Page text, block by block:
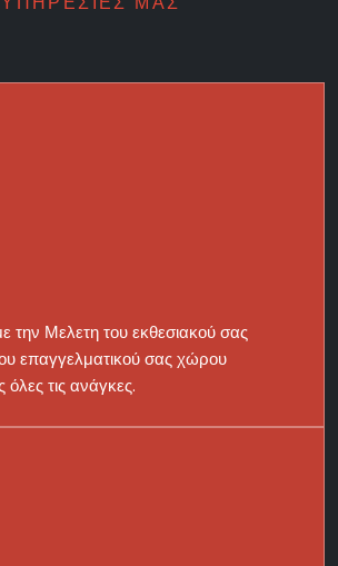
την Μελετη του εκθεσιακού σας
επαγγελματικού σας χώρου
τις ανάγκες.